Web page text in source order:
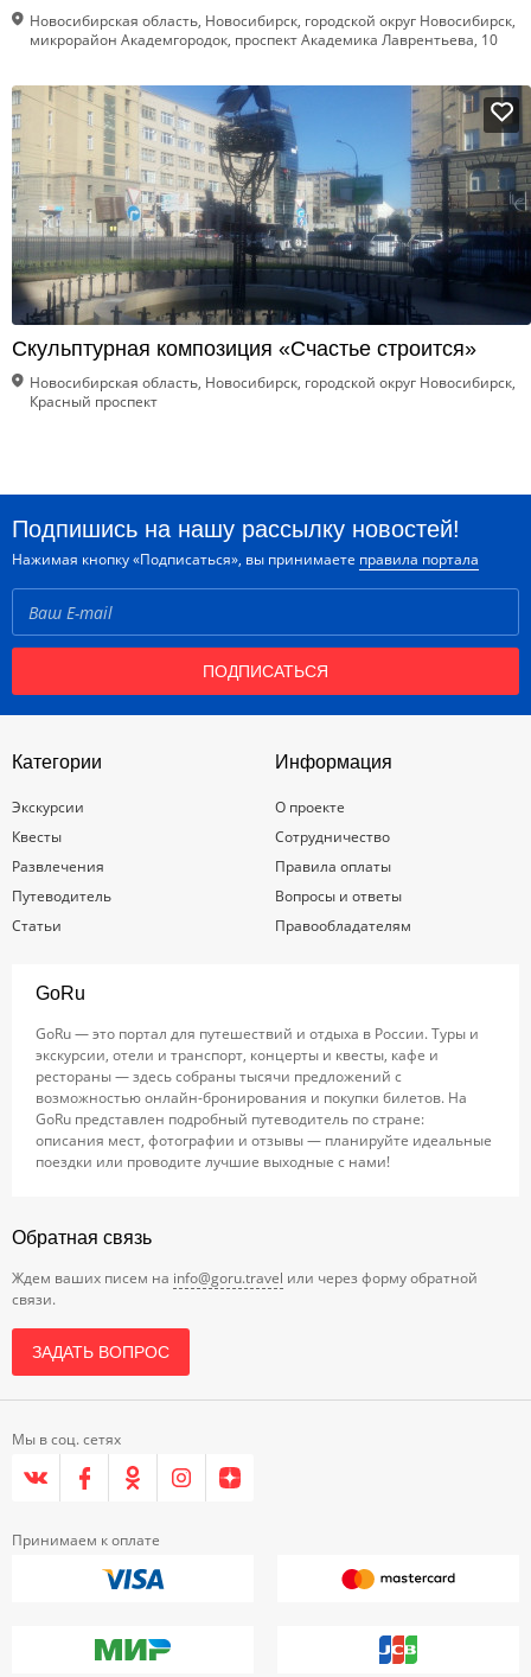
Новосибирская область, Новосибирск, городской округ Новосибирск,
микрорайон Академгородок, проспект Академика Лаврентьева, 10
Скульптурная композиция «Счастье строится»
Новосибирская область, Новосибирск, городской округ Новосибирск,
Красный проспект
Подпишись на нашу рассылку новостей!
Нажимая кнопку «Подписаться», вы принимаете правила портала
ПОДПИСАТЬСЯ
Категории
Экскурсии
Квесты
Развлечения
Путеводитель
Статьи
Информация
О проекте
Сотрудничество
Правила оплаты
Вопросы и ответы
Правообладателям
GoRu
GoRu — это портал для путешествий и отдыха в России. Туры и
экскурсии, отели и транспорт, концерты и квесты, кафе и
рестораны — здесь собраны тысячи предложений с
возможностью онлайн-бронирования и покупки билетов. На
GoRu представлен подробный путеводитель по стране:
описания мест, фотографии и отзывы — планируйте идеальные
поездки или проводите лучшие выходные с нами!
Обратная связь
Ждем ваших писем на info@goru.travel или через форму обратной
связи.
ЗАДАТЬ ВОПРОС
Мы в соц. сетях
Принимаем к оплате